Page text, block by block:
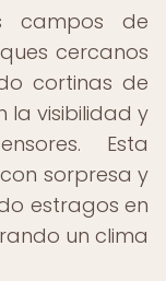
campos de
cercanos
cortinas de
la visibilidad y
Esta
sorpresa y
estragos en
un clima